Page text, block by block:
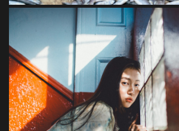
Libero